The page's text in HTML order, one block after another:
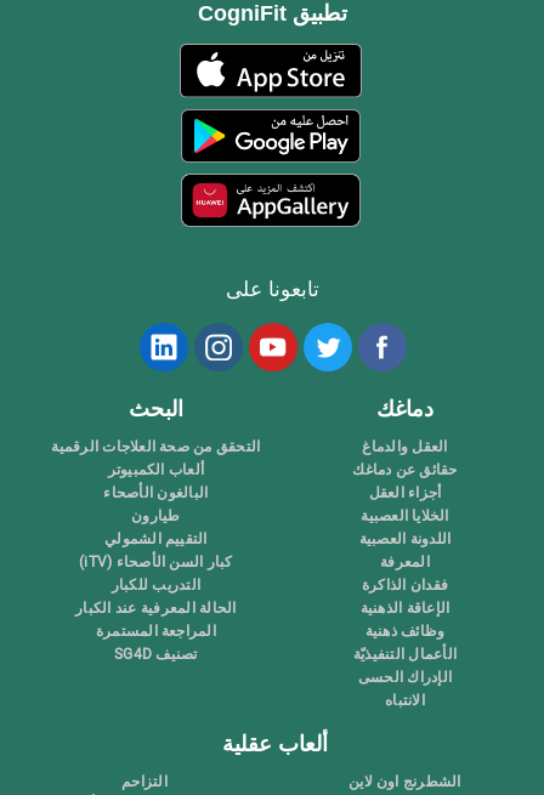
تطبيق CogniFit
تابعونا على
دماغك
العقل والدماغ
حقائق عن دماغك
أجزاء العقل
الخلايا العصبية
اللدونة العصبية
المعرفة
فقدان الذاكرة
الإعاقة الذهنية
وظائف ذهنية
الأعمال التنفيذيّة
الإدراك الحسى
الانتباه
البحث
التحقق من صحة العلاجات الرقمية
ألعاب الكمبيوتر
البالغون الأصحاء
طيارون
التقييم الشمولي
كبار السن الأصحاء (iTV)
التدريب للكبار
الحالة المعرفية عند الكبار
المراجعة المستمرة
تصنيف SG4D
ألعاب عقلية
الشطرنج اون لاين
التزاحم